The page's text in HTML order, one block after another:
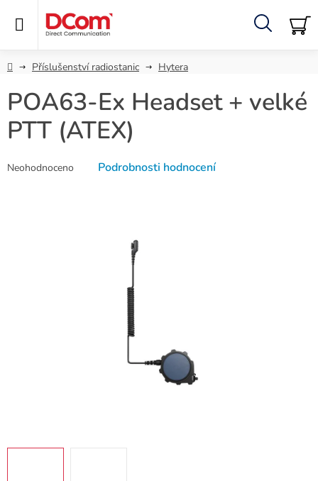
Hledat
DomůPříslušenství radiostanic Hytera
POA63-Ex Headset + velké
PTT (ATEX)
hodnocení
Neohodnoceno Podrobnosti hodnocení